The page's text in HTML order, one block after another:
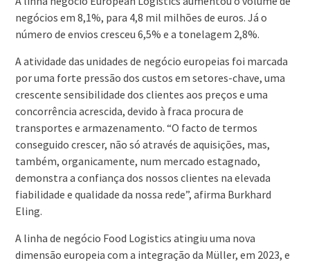
negócios em 8,1%, para 4,8 mil milhões de euros. Já o
número de envios cresceu 6,5% e a tonelagem 2,8%.
A atividade das unidades de negócio europeias foi marcada
por uma forte pressão dos custos em setores-chave, uma
crescente sensibilidade dos clientes aos preços e uma
concorrência acrescida, devido à fraca procura de
transportes e armazenamento. “O facto de termos
conseguido crescer, não só através de aquisições, mas,
também, organicamente, num mercado estagnado,
demonstra a confiança dos nossos clientes na elevada
fiabilidade e qualidade da nossa rede”, afirma Burkhard
Eling.
A linha de negócio Food Logistics atingiu uma nova
dimensão europeia com a integração da Müller, em 2023, e